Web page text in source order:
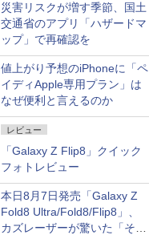
災害リスクが増す季節、国土
交通省のアプリ「ハザードマ
ップ」で再確認を
値上がり予想のiPhoneに「ペ
イディApple専用プラン」は
なぜ便利と言えるのか
レビュー
「Galaxy Z Flip8」クイック
フォトレビュー
本日8月7日発売「Galaxy Z
Fold8 Ultra/Fold8/Flip8」、
カズレーザーが驚いた「そば